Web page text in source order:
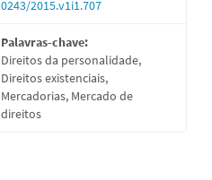
0243/2015.v1i1.707
Palavras-chave:
Direitos da personalidade,
Direitos existenciais,
Mercadorias, Mercado de
direitos